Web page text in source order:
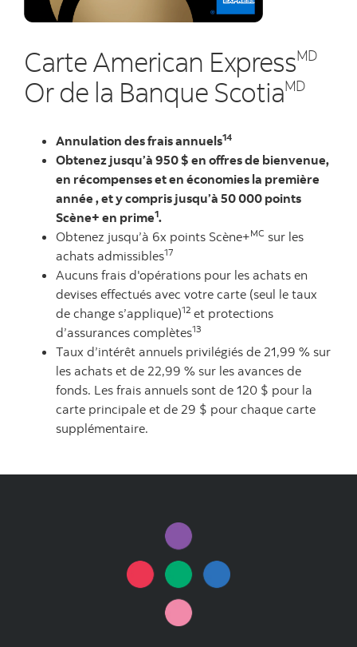
Carte American ExpressMD
Or de la Banque ScotiaMD
Annulation des frais annuels14
Obtenez jusqu’à 950 $ en offres de bienvenue,
en récompenses et en économies la première
année , et y compris jusqu’à 50 000 points
Scène+ en prime1.
Obtenez jusqu’à 6x points Scène+MC sur les
achats admissibles17
Aucuns frais d'opérations pour les achats en
devises effectués avec votre carte (seul le taux
de change s’applique)12 et protections
d’assurances complètes13
Taux d’intérêt annuels privilégiés de 21,99 % sur
les achats et de 22,99 % sur les avances de
fonds. Les frais annuels sont de 120 $ pour la
carte principale et de 29 $ pour chaque carte
supplémentaire.